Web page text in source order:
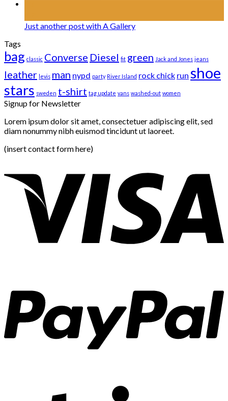
Just another post with A Gallery
Tags
bag classic Converse Diesel fit green Jack and Jones jeans
leather levis man nypd party River Island rock chick run shoe
stars sweden t-shirt tag update vans washed-out women
Signup for Newsletter
Lorem ipsum dolor sit amet, consectetuer adipiscing elit, sed
diam nonummy nibh euismod tincidunt ut laoreet.
(insert contact form here)